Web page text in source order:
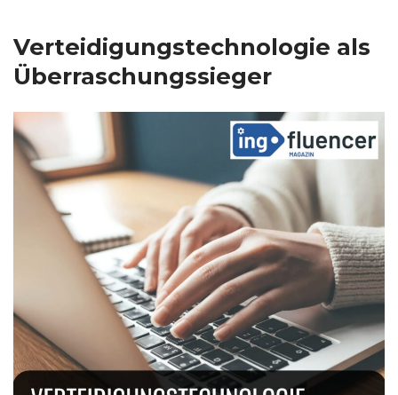
Verteidigungstechnologie als
Überraschungssieger